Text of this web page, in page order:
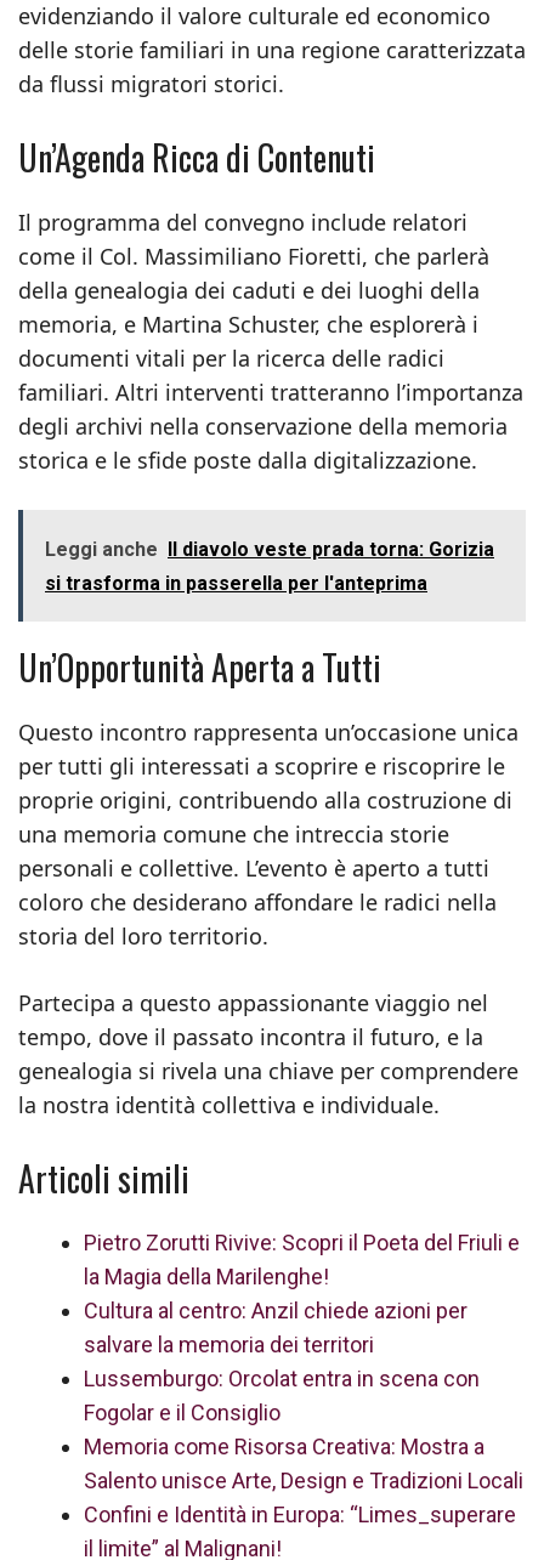
evidenziando il valore culturale ed economico
delle storie familiari in una regione caratterizzata
da flussi migratori storici.
Un’Agenda Ricca di Contenuti
Il programma del convegno include relatori
come il Col. Massimiliano Fioretti, che parlerà
della genealogia dei caduti e dei luoghi della
memoria, e Martina Schuster, che esplorerà i
documenti vitali per la ricerca delle radici
familiari. Altri interventi tratteranno l’importanza
degli archivi nella conservazione della memoria
storica e le sfide poste dalla digitalizzazione.
Leggi anche Il diavolo veste prada torna: Gorizia
si trasforma in passerella per l'anteprima
Un’Opportunità Aperta a Tutti
Questo incontro rappresenta un’occasione unica
per tutti gli interessati a scoprire e riscoprire le
proprie origini, contribuendo alla costruzione di
una memoria comune che intreccia storie
personali e collettive. L’evento è aperto a tutti
coloro che desiderano affondare le radici nella
storia del loro territorio.
Partecipa a questo appassionante viaggio nel
tempo, dove il passato incontra il futuro, e la
genealogia si rivela una chiave per comprendere
la nostra identità collettiva e individuale.
Articoli simili
Pietro Zorutti Rivive: Scopri il Poeta del Friuli e
la Magia della Marilenghe!
Cultura al centro: Anzil chiede azioni per
salvare la memoria dei territori
Lussemburgo: Orcolat entra in scena con
Fogolar e il Consiglio
Memoria come Risorsa Creativa: Mostra a
Salento unisce Arte, Design e Tradizioni Locali
Confini e Identità in Europa: “Limes_superare
il limite” al Malignani!